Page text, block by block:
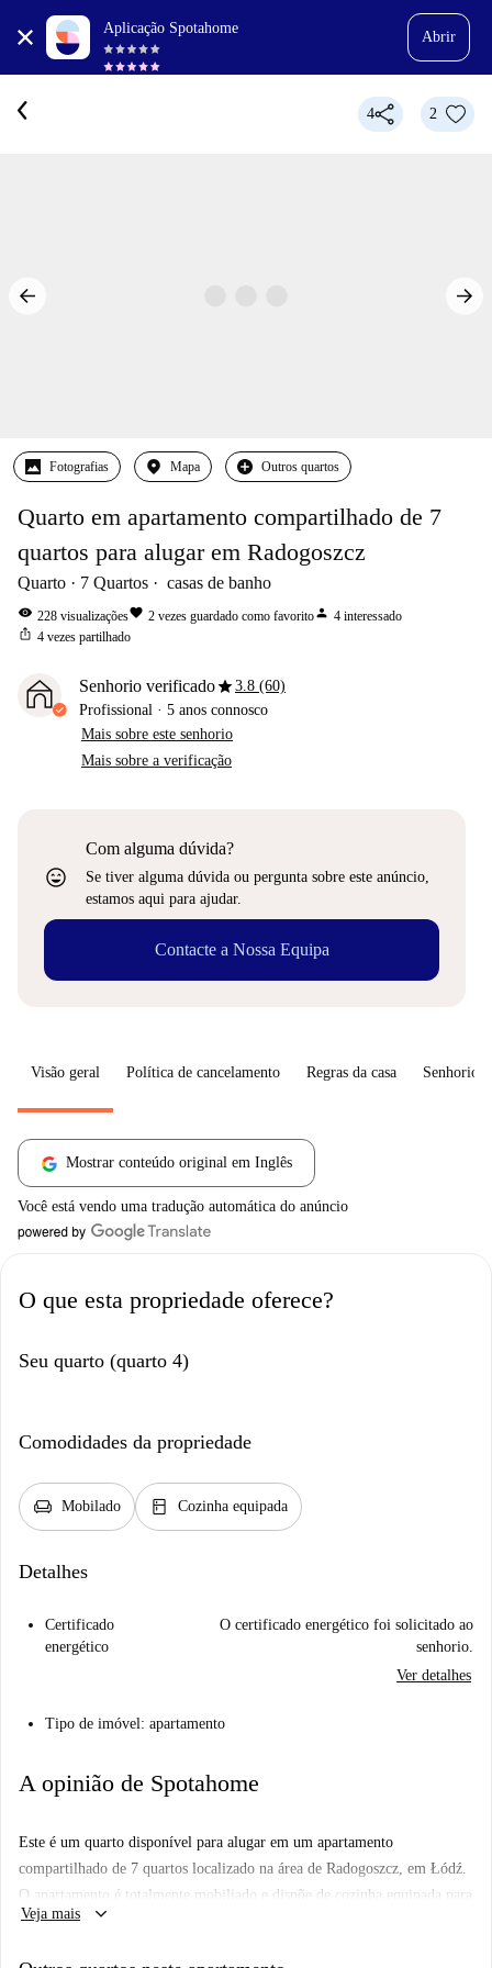
Aplicação Spotahome
Abrir
4 2
Fotografias Mapa Outros quartos
Quarto em apartamento compartilhado de 7
quartos para alugar em Radogoszcz
Quarto 7 Quartos casas de banho
visibility 228 visualizaçõesfavorite 2 vezes guardado como favoritoperson 4 interessado
ios_share 4 vezes partilhado
Senhorio verificadostar3.8 (60)
Profissional · 5 anos connosco
Mais sobre este senhorio
Mais sobre a verificação
sentiment_very_satisfied
Com alguma dúvida?
Se tiver alguma dúvida ou pergunta sobre este anúncio,
estamos aqui para ajudar.
Contacte a Nossa Equipa
Visão geral Política de cancelamento Regras da casa Senhorio
Mostrar conteúdo original em Inglês
Você está vendo uma tradução automática do anúncio
O que esta propriedade oferece?
Seu quarto (quarto 4)
Comodidades da propriedade
chair Mobilado kitchen Cozinha equipada
Detalhes
Certificado
energético
O certificado energético foi solicitado ao
senhorio.
Ver detalhes
Tipo de imóvel: apartamento
A opinião de Spotahome
Este é um quarto disponível para alugar em um apartamento
compartilhado de 7 quartos localizado na área de Radogoszcz, em Łódź.
O apartamento é totalmente mobiliado e dispõe de cozinha equipada para
sua conveniência. Observe que as taxas de eletricidade, gás, água e Wi-Fi
Veja mais keyboard_arrow_down